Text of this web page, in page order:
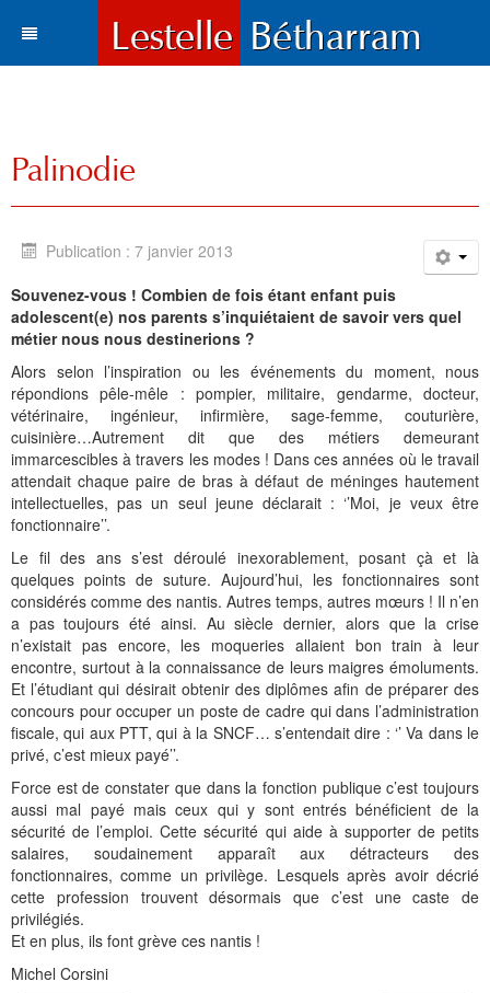
Vie municipale
Enfance et enseignement
Culture et loisirs
Sports
Histoire et patrimoine
Situation et accès
Cartes
Plans de la commune
Photos et cartes postales
Cartes postales anciennes
Le village en images
Contacts
Tourisme
Où manger, où dormir ?
Hôtels l Restaurants
Chambres d'Hôtes
Camping et chalets
Accueil des groupes
Aires de pique-nique
Sports et loisirs
Balades et randonnées
Parcours d'orientation
Montagne et eaux vives
Les Grottes de Bétharram
Produits régionaux
Artisanats d'arts
Manifestations
Liens touristiques
Montagne
Villes
Culture et découverte
Sports d'hivers et thermes
La Bastide
Reconstruction du Pont
Le XVIIIe siécle
Jusqu'au XXe siécle
Vers le progrès
Le XXe siécle
Toponymie
Toponymie gasconne
Archives
La charte de Lestelle
Municipalité depuis 1789
Translation du cimetière
Recensement de 1385
Patrimoines
L'église Saint Jean-Baptiste
Le cimetière
Le monument aux morts
Le moulin
Les chemins
Les savoir-faire
Cartes anciennes
Mots du maire
Archives
Les membres du Conseil
Commissions municipales
Représentations externes
PV du Conseil Municipal
Informations
Le service administratif
Le service technique
Le service scolaire
Services aux personnes
Communauté de communes
Conseil Communautaire
Compétences
Réalisations
Plan Local d'Urbanisme
PLU 2025 modification simplifiée N° 1
PLU 2020
PLU 2011 - Règlement
Restauration du calvaire
Équipements
Aménagements
Projets
Réalisations
Budget et finances
Budgets primitifs
Comptes administratifs
Fiscalité
Bulletins municipaux
État civil
Naissances
Mariages / Pacs
Décès
Mentions légales et politique de confidentialité
Vie locale
Education
Petite enfance
Ecole publique
Collège et lycées
Collèges aux alentours
Lycées aux alentours
Entreprises
L'activité Lestelloise
Sports
Associations
Services publics
Services aux jeunes
Administrations
Santé / Social
Maisons de retraite
Transports
Déchets
Culte
Histoire
Chronologie
La légende
Les pèlerinages
Récit de voyage en 1645
Patrimoine
La Chapelle Notre Dame
La Chapelle Saint Michel
Le calvaire
Le vieux pont
Le Musée
La vie à Bétharram
L'ensemble scolaire
La maison de retraite
Les accueils
Votre séjour
Palinodie
Publication : 7 janvier 2013
Souvenez-vous ! Combien de fois étant enfant puis
adolescent(e) nos parents s’inquiétaient de savoir vers quel
métier nous nous destinerions ?
Alors selon l’inspiration ou les événements du moment, nous
répondions pêle-mêle : pompier, militaire, gendarme, docteur,
vétérinaire, ingénieur, infirmière, sage-femme, couturière,
cuisinière…Autrement dit que des métiers demeurant
immarcescibles à travers les modes ! Dans ces années où le travail
attendait chaque paire de bras à défaut de méninges hautement
intellectuelles, pas un seul jeune déclarait : ‘’Moi, je veux être
fonctionnaire’’.
Le fil des ans s’est déroulé inexorablement, posant çà et là
quelques points de suture. Aujourd’hui, les fonctionnaires sont
considérés comme des nantis. Autres temps, autres mœurs ! Il n’en
a pas toujours été ainsi. Au siècle dernier, alors que la crise
n’existait pas encore, les moqueries allaient bon train à leur
encontre, surtout à la connaissance de leurs maigres émoluments.
Et l’étudiant qui désirait obtenir des diplômes afin de préparer des
concours pour occuper un poste de cadre qui dans l’administration
fiscale, qui aux PTT, qui à la SNCF… s’entendait dire : ‘’ Va dans le
privé, c’est mieux payé’’.
Force est de constater que dans la fonction publique c’est toujours
aussi mal payé mais ceux qui y sont entrés bénéficient de la
sécurité de l’emploi. Cette sécurité qui aide à supporter de petits
salaires, soudainement apparaît aux détracteurs des
fonctionnaires, comme un privilège. Lesquels après avoir décrié
cette profession trouvent désormais que c’est une caste de
privilégiés.
Et en plus, ils font grève ces nantis !
Michel Corsini